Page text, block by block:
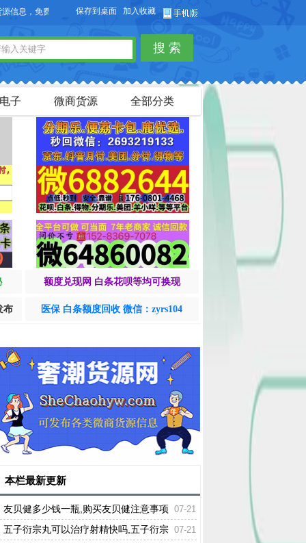
免费发布供求信息，也可以免费发布淘宝客商品信息。
保存到桌面 加入收藏
搜 索
子 微商货源 全部分类
额度兑现网 白条花呗等均可换现
布 医保 白条额度回收 微信：zyrs104
栏最新更新
07-21
友贝健多少钱一瓶,购买友贝健注意事项
07-21
五子衍宗丸可以治疗射精快吗,五子衍宗